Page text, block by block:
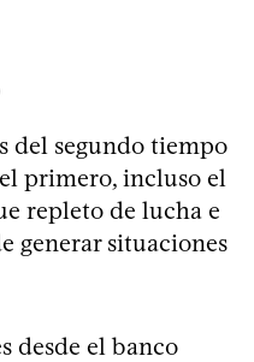
del segundo tiempo
primero, incluso el
repleto de lucha e
generar situaciones
desde el banco